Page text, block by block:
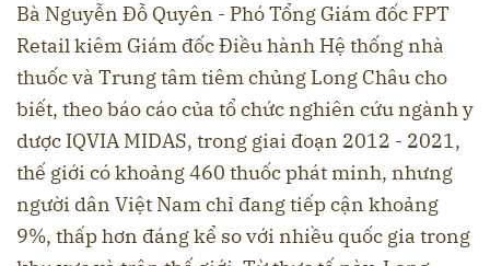
Bà Nguyễn Đỗ Quyên - Phó Tổng Giám đốc FPT
Retail kiêm Giám đốc Điều hành Hệ thống nhà
thuốc và Trung tâm tiêm chủng Long Châu cho
biết, theo báo cáo của tổ chức nghiên cứu ngành y
dược IQVIA MIDAS, trong giai đoạn 2012 - 2021,
thế giới có khoảng 460 thuốc phát minh, nhưng
người dân Việt Nam chỉ đang tiếp cận khoảng
9%, thấp hơn đáng kể so với nhiều quốc gia trong